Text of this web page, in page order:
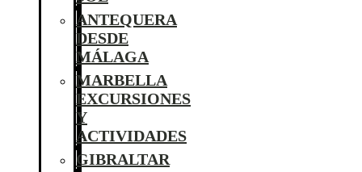
ANTEQUERA
DESDE
MÁLAGA
MARBELLA
EXCURSIONES
Y
ACTIVIDADES
GIBRALTAR